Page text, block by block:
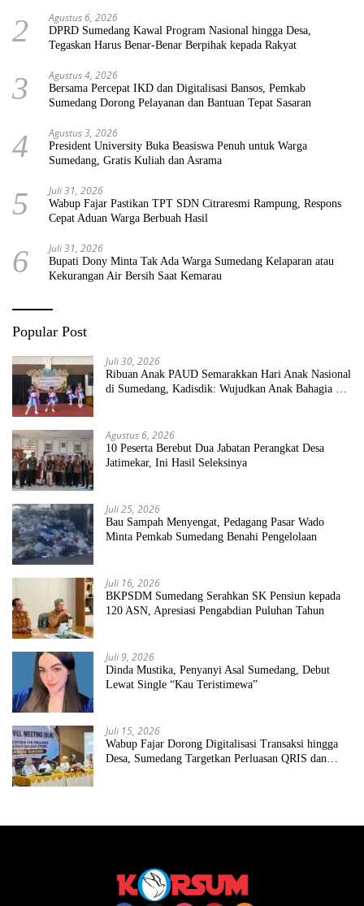
2 Agustus 6, 2026
DPRD Sumedang Kawal Program Nasional hingga Desa,
Tegaskan Harus Benar-Benar Berpihak kepada Rakyat
3 Agustus 4, 2026
Bersama Percepat IKD dan Digitalisasi Bansos, Pemkab
Sumedang Dorong Pelayanan dan Bantuan Tepat Sasaran
4 Agustus 3, 2026
President University Buka Beasiswa Penuh untuk Warga
Sumedang, Gratis Kuliah dan Asrama
5 Juli 31, 2026
Wabup Fajar Pastikan TPT SDN Citraresmi Rampung, Respons
Cepat Aduan Warga Berbuah Hasil
6 Juli 31, 2026
Bupati Dony Minta Tak Ada Warga Sumedang Kelaparan atau
Kekurangan Air Bersih Saat Kemarau
Popular Post
Juli 30, 2026
Ribuan Anak PAUD Semarakkan Hari Anak Nasional
di Sumedang, Kadisdik: Wujudkan Anak Bahagia dan
Agustus 6, 2026
10 Peserta Berebut Dua Jabatan Perangkat Desa
Jatimekar, Ini Hasil Seleksinya
Juli 25, 2026
Bau Sampah Menyengat, Pedagang Pasar Wado
Minta Pemkab Sumedang Benahi Pengelolaan
Juli 16, 2026
BKPSDM Sumedang Serahkan SK Pensiun kepada
120 ASN, Apresiasi Pengabdian Puluhan Tahun
Juli 9, 2026
Dinda Mustika, Penyanyi Asal Sumedang, Debut
Lewat Single “Kau Teristimewa”
Juli 15, 2026
Wabup Fajar Dorong Digitalisasi Transaksi hingga
Desa, Sumedang Targetkan Perluasan QRIS dan